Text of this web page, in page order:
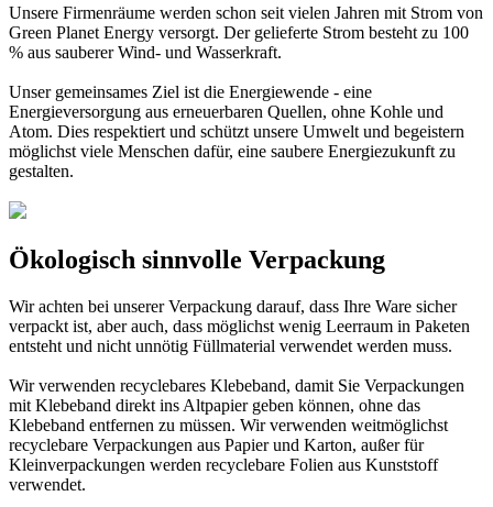
Unsere Firmenräume werden schon seit vielen Jahren mit Strom von
Green Planet Energy versorgt. Der gelieferte Strom besteht zu 100
% aus sauberer Wind- und Wasserkraft.
Unser gemeinsames Ziel ist die Energiewende - eine
Energieversorgung aus erneuerbaren Quellen, ohne Kohle und
Atom. Dies respektiert und schützt unsere Umwelt und begeistern
möglichst viele Menschen dafür, eine saubere Energiezukunft zu
gestalten.
Ökologisch sinnvolle Verpackung
Wir achten bei unserer Verpackung darauf, dass Ihre Ware sicher
verpackt ist, aber auch, dass möglichst wenig Leerraum in Paketen
entsteht und nicht unnötig Füllmaterial verwendet werden muss.
Wir verwenden recyclebares Klebeband, damit Sie Verpackungen
mit Klebeband direkt ins Altpapier geben können, ohne das
Klebeband entfernen zu müssen. Wir verwenden weitmöglichst
recyclebare Verpackungen aus Papier und Karton, außer für
Kleinverpackungen werden recyclebare Folien aus Kunststoff
verwendet.